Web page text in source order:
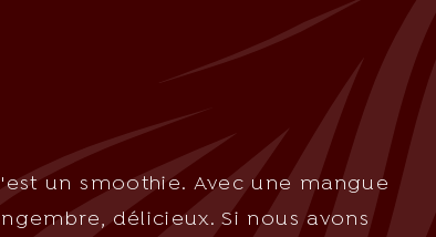
un smoothie. Avec une mangue
délicieux. Si nous avons